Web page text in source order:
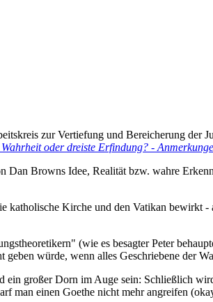
zur Vertiefung und Bereicherung der
oder dreiste Erfindung? -
Browns Idee, Realität bzw. wahre
Kirche und den Vatikan bewirkt
(wie es besagter Peter
würde, wenn alles Geschriebene der
ein großer Dorn im Auge sein: Schließlich
man einen Goethe nicht mehr angreifen